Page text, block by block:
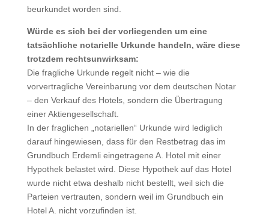
beurkundet worden sind.
Würde es sich bei der vorliegenden um eine
tatsächliche notarielle Urkunde handeln, wäre diese
trotzdem rechtsunwirksam:
Die fragliche Urkunde regelt nicht – wie die
vorvertragliche Vereinbarung vor dem deutschen Notar
– den Verkauf des Hotels, sondern die Übertragung
einer Aktiengesellschaft.
In der fraglichen „notariellen“ Urkunde wird lediglich
darauf hingewiesen, dass für den Restbetrag das im
Grundbuch Erdemli eingetragene A. Hotel mit einer
Hypothek belastet wird. Diese Hypothek auf das Hotel
wurde nicht etwa deshalb nicht bestellt, weil sich die
Parteien vertrauten, sondern weil im Grundbuch ein
Hotel A. nicht vorzufinden ist.